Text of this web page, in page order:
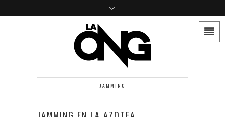
JAMMING